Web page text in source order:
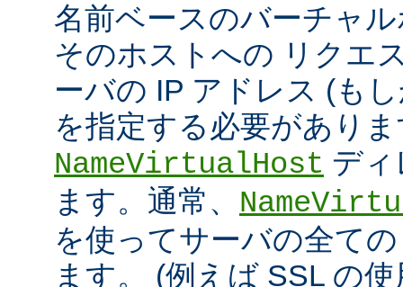
名前ベースのバーチャ
そのホストへの リクエ
ーバの IP アドレス (も
を指定する必要があり
NameVirtualHost デ
ます。通常、
を使ってサーバの全て
ます。 (例えば SSL の